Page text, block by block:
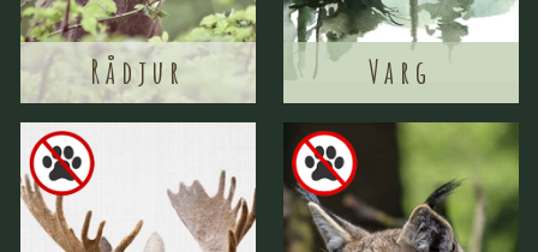
Rådjur Varg